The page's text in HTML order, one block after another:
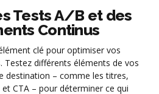
Tests A/B et des
Continus
clé pour optimiser vos
Testez différents éléments de vos
destination – comme les titres,
CTA – pour déterminer ce qui